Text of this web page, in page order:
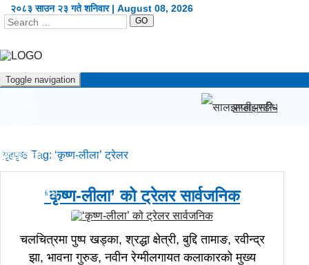
२०८३ साउन २३ गते शनिवार | August 08, 2026
GO
Toggle navigation
कला/शैली
सूचना/प्रविधि
गृहपृष्ठ Tag: ‘कृष्ण-लीला’ ट्रेलर
‘कृष्ण-लीला’ को ट्रेलर सार्वजनिक
चलचित्रमा पुष्प खड्का, श्रद्धा क्षेत्री, बुद्दि तामाङ, रवीन्द्र
झा, भावना गुरुङ, नवीन रेग्मीलगायत कलाकारको मुख्य